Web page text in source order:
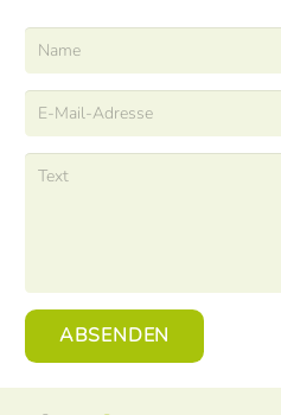
ABSENDEN